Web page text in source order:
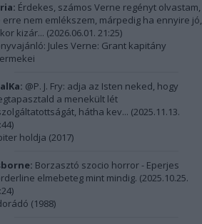
Érdekes, számos Verne regényt olvastam,
erre nem emlékszem, márpedig ha ennyire jó,
kizár... (2026.06.01. 21:25)
Jules Verne: Grant kapitány
@P. J. Fry: adja az Isten neked, hogy
a menekült lét
hátha kev... (2025.11.13.
)
holdja (2017)
Borzasztó szocio horror - Eperjes
elmebeteg mint mindig. (2025.10.25.
)
(1988)